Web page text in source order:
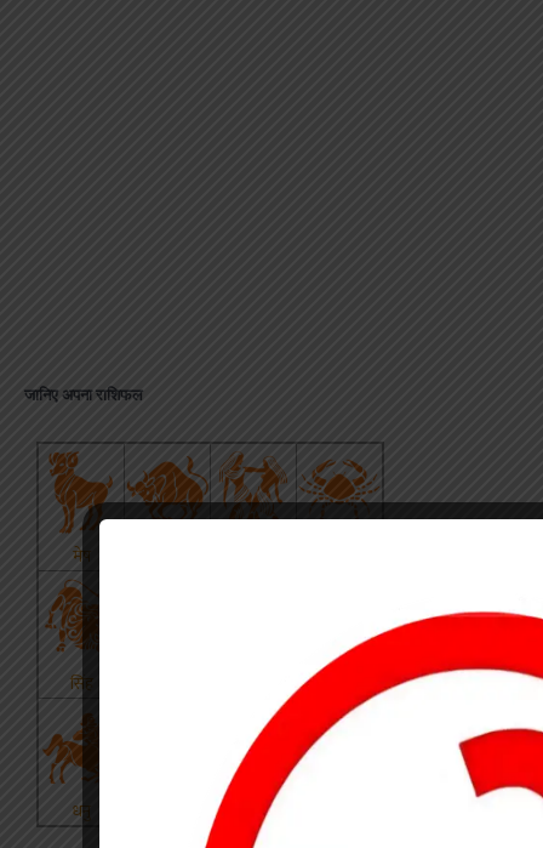
जानिए अपना राशिफल